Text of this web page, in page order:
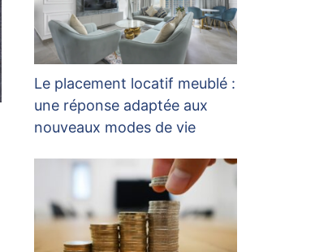
Le placement locatif meublé :
une réponse adaptée aux
nouveaux modes de vie